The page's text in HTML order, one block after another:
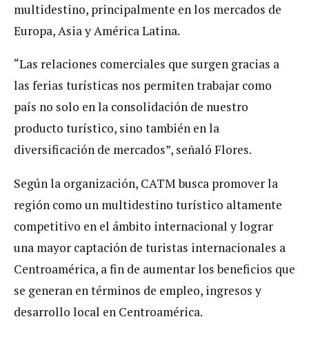
multidestino, principalmente en los mercados de
Europa, Asia y América Latina.
“Las relaciones comerciales que surgen gracias a
las ferias turísticas nos permiten trabajar como
país no solo en la consolidación de nuestro
producto turístico, sino también en la
diversificación de mercados”, señaló Flores.
Según la organización, CATM busca promover la
región como un multidestino turístico altamente
competitivo en el ámbito internacional y lograr
una mayor captación de turistas internacionales a
Centroamérica, a fin de aumentar los beneficios que
se generan en términos de empleo, ingresos y
desarrollo local en Centroamérica.